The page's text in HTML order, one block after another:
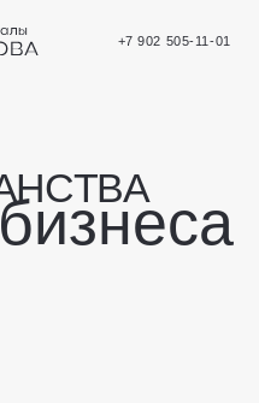
+7 902 505-11-01